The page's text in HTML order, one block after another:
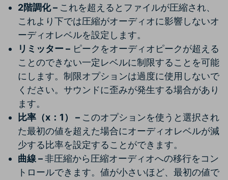
2階調化 – これを超えるとファイルが圧縮され、
これより下では圧縮がオーディオに影響しないオ
ーディオレベルを設定します。
リミッター – ピークをオーディオピークが超える
ことのできない一定レベルに制限することを可能
にします。制限オプションは過度に使用しないで
ください。サウンドに歪みが発生する場合があり
ます。
比率（x：1） – このオプションを使うと選択され
た最初の値を超えた場合にオーディオレベルが減
少する比率を設定することができます。
曲線 –非圧縮から圧縮オーディオへの移行をコン
トロールできます。値が小さいほど、最初の値で